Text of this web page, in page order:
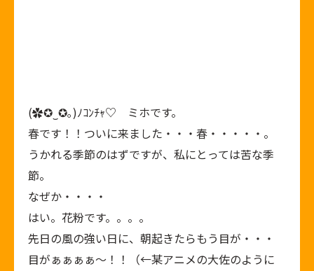
(✿✪‿✪｡)ﾉｺﾝﾁｬ♡ ミホです。
春です！！ついに来ました・・・春・・・・・。
うかれる季節のはずですが、私にとっては苦な季
節。
なぜか・・・・
はい。花粉です。。。。
先日の風の強い日に、朝起きたらもう目が・・・
目がぁぁぁぁ～！！（←某アニメの大佐のように